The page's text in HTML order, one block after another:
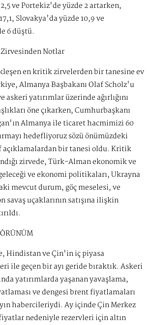
ve Portekiz'de yüzde 2 artarken,
Slovakya'da yüzde 10,9 ve
6 düştü.
Notlar
en kritik zirvelerden bir tanesine ev
Almanya Başbakanı Olaf Scholz'u
askeri yatırımlar üzerinde ağırlığını
öne çıkarken, Cumhurbaşkanı
Almanya ile ticaret hacmimizi 60
hedefliyoruz sözü önümüzdeki
bir tanesi oldu. Kritik
zirvede, Türk-Alman ekonomik ve
ve ekonomi politikaları, Ukrayna
mevcut durum, göç meselesi, ve
savaş uçaklarının satışına ilişkin
Hindistan ve Çin'in iç piyasa
ile geçen bir ayı geride bıraktık. Askeri
yatırımlarda yaşanan yavaşlama,
ve dengesi brent fiyatlamaları
habercileriydi. Ay içinde Çin Merkez
nedeniyle rezervleri için altın